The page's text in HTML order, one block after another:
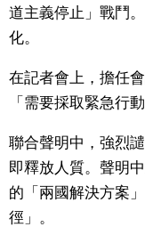
臺灣香港
人物訪談
日本入門
政治外交
道主義停止」戰鬥
化。
在記者會上，擔任
「需要採取緊急行
聯合聲明中，強烈
即釋放人質。聲明
的「兩國解決方案
徑」。